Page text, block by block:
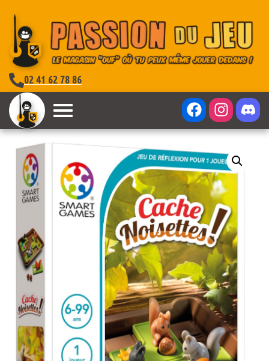
02 41 62 78 86